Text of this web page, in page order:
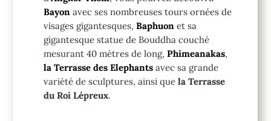
Bayon avec ses nombreuses tours ornées de
visages gigantesques,Baphuon et sa
gigantesque statue de Bouddha couché
mesurant 40 mètres de long,Phimeanakas,
la Terrasse des Elephants avec sa grande
variété de sculptures, ainsi quela Terrasse
du Roi Lépreux.